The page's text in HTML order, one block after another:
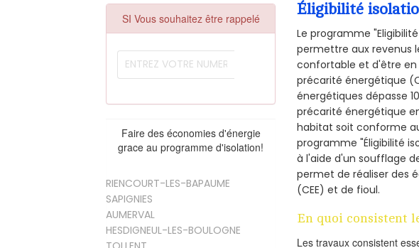
SI Vous souhaitez être rappelé
Faire des économies d'énergie
grace au programme d'isolation!
RIENCOURT-LES-BAPAUME
SAPIGNIES
AUMERVAL
HESDIGNEUL-LES-BOULOGNE
Éligibilité
Le programme
permettre aux revenus
confortable et d'être en
précarité énergétique
énergétiques dépasse
précarité énergétique
habitat soit conforme
programme "Éligibilité
à l'aide d'un soufflage
permet de réaliser des
(CEE) et de fioul.
En quoi consistent
Les travaux consistent